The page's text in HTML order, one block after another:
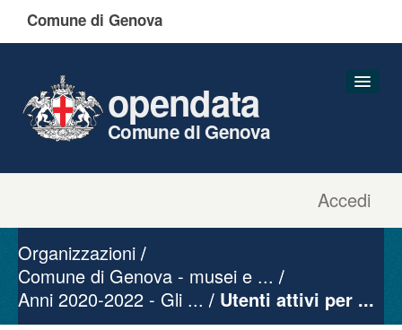
Comune di Genova
Accedi
opendata
Comune di Genova
Gruppi
Informazioni
Organizzazioni
Comune di Genova - musei e ...
Anni 2020-2022 - Gli ...
Utenti attivi per ...